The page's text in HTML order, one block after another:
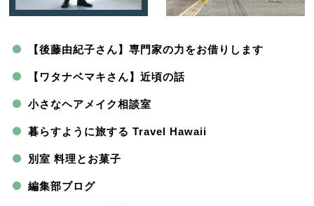
【後藤由紀子さん】専門家の力をお借りします
【ワタナベマキさん】近頃の話
小さなヘアメイク相談室
暮らすように旅する Travel Hawaii
別室 料理とお菓子
編集部ブログ